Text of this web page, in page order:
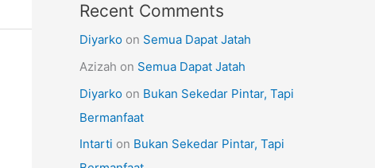
Recent Comments
Diyarko on Semua Dapat Jatah
Azizah on Semua Dapat Jatah
Diyarko on Bukan Sekedar Pintar, Tapi
Bermanfaat
Intarti on Bukan Sekedar Pintar, Tapi